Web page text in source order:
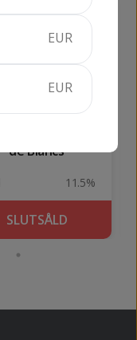
100 kr
de Blancs
11.5%
SLUTSÅLD
EUR
EUR